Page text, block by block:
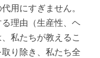
用にすぎません。
理由（生産性、ヘ
私たちが教えるこ
り除き、私たち全